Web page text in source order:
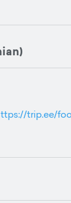
trip.ee/